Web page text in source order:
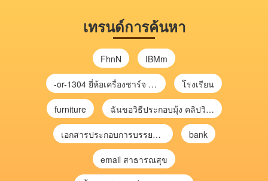
เทรนด์การค้นหา
FhnN IBMm
-or-1304 ยี่ห้อเครื่องชาร์จ chargecore โรงเรียน
furniture ฉันขอวิธีประกอบมุ้ง คลิปวิดีโอ การประกอบมุ้ง
เอกสารประกอบการบรรยาย การประเมินความเสี่ยงเพื่อวางแผนการตรวจสอบ \ bank
email สาธารณสุข